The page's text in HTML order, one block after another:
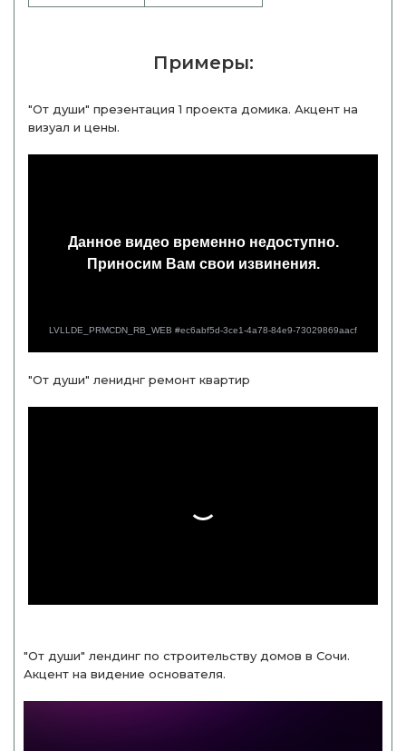
Примеры:
"От души" презентация 1 проекта домика. Акцент на
визуал и цены.
"От души" лениднг ремонт квартир
"От души" лендинг по строительству домов в Сочи.
Акцент на видение основателя.